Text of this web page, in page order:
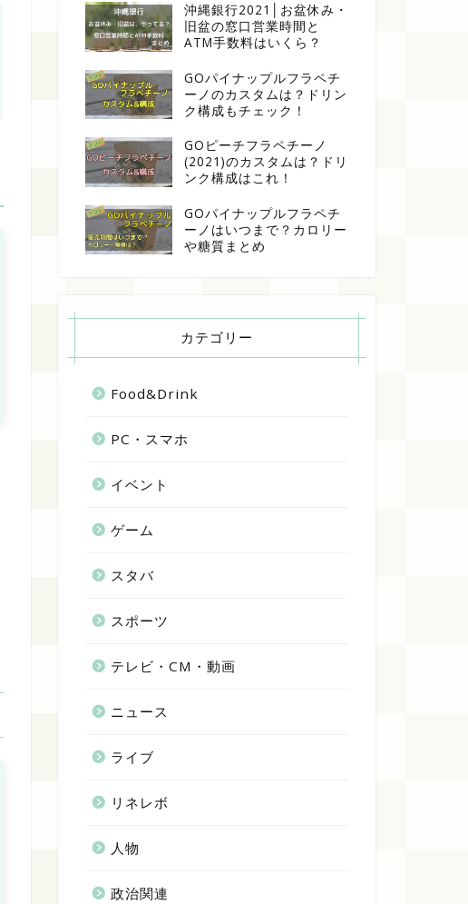
沖縄銀行2021│お盆休み・
旧盆の窓口営業時間と
ATM手数料はいくら？
GOパイナップルフラペチ
ーノのカスタムは？ドリン
ク構成もチェック！
GOピーチフラペチーノ
(2021)のカスタムは？ドリ
ンク構成はこれ！
GOパイナップルフラペチ
ーノはいつまで？カロリー
や糖質まとめ
カテゴリー
Food&Drink
PC・スマホ
イベント
ゲーム
スタバ
スポーツ
テレビ・CM・動画
ニュース
ライブ
リネレボ
人物
政治関連